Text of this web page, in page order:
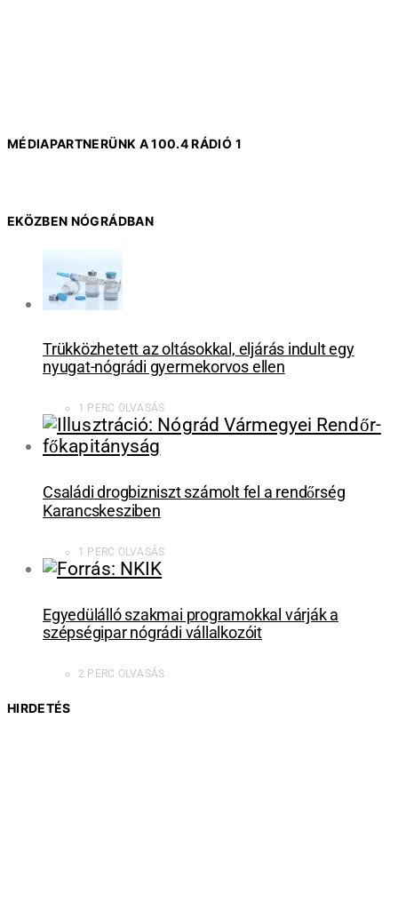
MÉDIAPARTNERÜNK A 100.4 RÁDIÓ 1
EKÖZBEN NÓGRÁDBAN
Trükközhetett az oltásokkal, eljárás indult egy
nyugat-nógrádi gyermekorvos ellen
1 PERC OLVASÁS
Családi drogbizniszt számolt fel a rendőrség
Karancskesziben
1 PERC OLVASÁS
Egyedülálló szakmai programokkal várják a
szépségipar nógrádi vállalkozóit
2 PERC OLVASÁS
HIRDETÉS